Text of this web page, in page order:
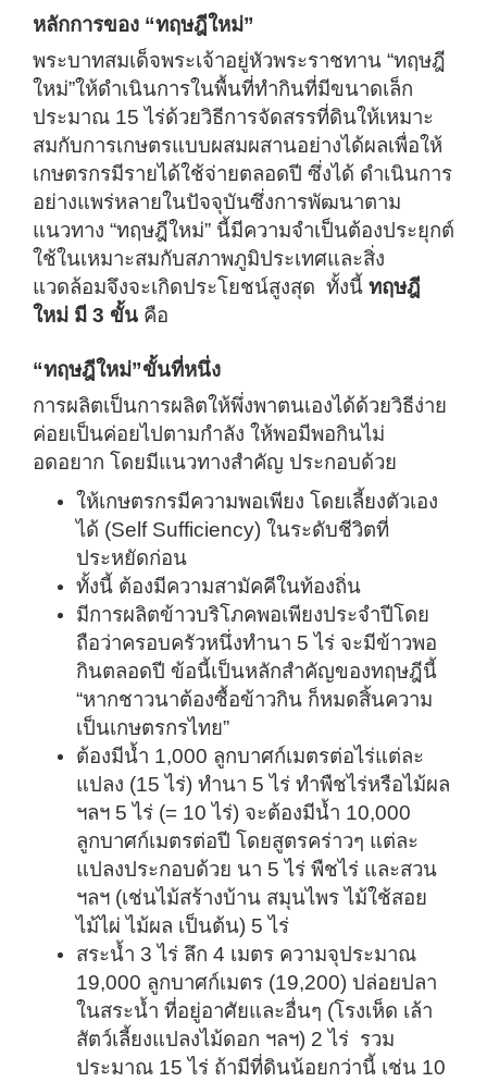
หลักการของ “ทฤษฎีใหม่”
พระบาทสมเด็จพระเจ้าอยู่หัวพระราชทาน “ทฤษฎี
ใหม่”ให้ดำเนินการในพื้นที่ทำกินที่มีขนาดเล็ก
ประมาณ 15 ไร่ด้วยวิธีการจัดสรรที่ดินให้เหมาะ
สมกับการเกษตรแบบผสมผสานอย่างได้ผลเพื่อให้
เกษตรกรมีรายได้ใช้จ่ายตลอดปี ซึ่งได้ ดำเนินการ
อย่างแพร่หลายในปัจจุบันซึ่งการพัฒนาตาม
แนวทาง “ทฤษฎีใหม่” นี้มีความจำเป็นต้องประยุกต์
ใช้ในเหมาะสมกับสภาพภูมิประเทศและสิ่ง
แวดล้อมจึงจะเกิดประโยชน์สูงสุด ทั้งนี้ ทฤษฎี
ใหม่ มี 3 ขั้น คือ
“ทฤษฎีใหม่”ขั้นที่หนึ่ง
การผลิตเป็นการผลิตให้พึ่งพาตนเองได้ด้วยวิธีง่าย
ค่อยเป็นค่อยไปตามกำลัง ให้พอมีพอกินไม่
อดอยาก โดยมีแนวทางสำคัญ ประกอบด้วย
ให้เกษตรกรมีความพอเพียง โดยเลี้ยงตัวเอง
ได้ (Self Sufficiency) ในระดับชีวิตที่
ประหยัดก่อน
ทั้งนี้ ต้องมีความสามัคคีในท้องถิ่น
มีการผลิตข้าวบริโภคพอเพียงประจำปีโดย
ถือว่าครอบครัวหนึ่งทำนา 5 ไร่ จะมีข้าวพอ
กินตลอดปี ข้อนี้เป็นหลักสำคัญของทฤษฎีนี้
“หากชาวนาต้องซื้อข้าวกิน ก็หมดสิ้นความ
เป็นเกษตรกรไทย”
ต้องมีน้ำ 1,000 ลูกบาศก์เมตรต่อไร่แต่ละ
แปลง (15 ไร่) ทำนา 5 ไร่ ทำพืชไร่หรือไม้ผล
ฯลฯ 5 ไร่ (= 10 ไร่) จะต้องมีน้ำ 10,000
ลูกบาศก์เมตรต่อปี โดยสูตรคร่าวๆ แต่ละ
แปลงประกอบด้วย นา 5 ไร่ พืชไร่ และสวน
ฯลฯ (เช่นไม้สร้างบ้าน สมุนไพร ไม้ใช้สอย
ไม้ไผ่ ไม้ผล เป็นต้น) 5 ไร่
สระน้ำ 3 ไร่ ลึก 4 เมตร ความจุประมาณ
19,000 ลูกบาศก์เมตร (19,200) ปล่อยปลา
ในสระน้ำ ที่อยู่อาศัยและอื่นๆ (โรงเห็ด เล้า
สัตว์เลี้ยงแปลงไม้ดอก ฯลฯ) 2 ไร่ รวม
ประมาณ 15 ไร่ ถ้ามีที่ดินน้อยกว่านี้ เช่น 10